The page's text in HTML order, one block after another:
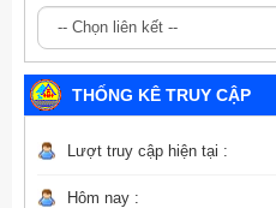
THỐNG KÊ TRUY CẬP
Lượt truy cập hiện tại :
Hôm nay :